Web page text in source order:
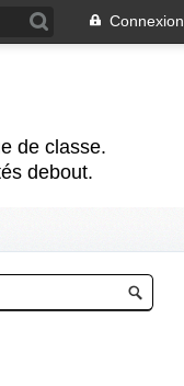
Connexion
de classe.
debout.